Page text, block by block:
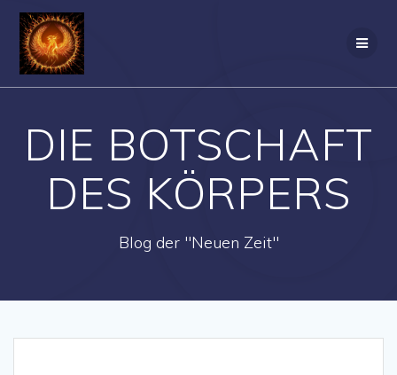
DIE BOTSCHAFT
DES KÖRPERS
Blog der "Neuen Zeit"